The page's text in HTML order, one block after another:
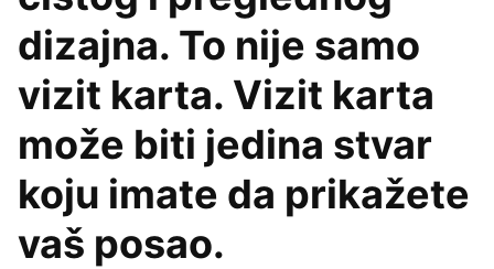
dizajna. To nije samo
vizit karta. Vizit karta
može biti jedina stvar
koju imate da prikažete
vaš posao.